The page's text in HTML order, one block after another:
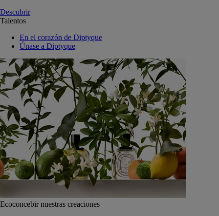
Descubrir
Talentos
En el corazón de Diptyque
Únase a Diptyque
Ecoconcebir nuestras creaciones